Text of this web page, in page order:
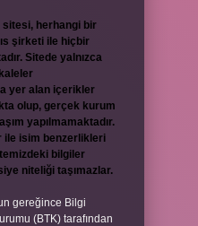
sitesi, herhangi bir
şirketi ile hiçbir
Sitede yalnızca
yer alan içerikler
olup, gerçek kurum
yapılmamaktadır.
ile isim benzerlikleri
bilgiler
niteliği taşımazlar.
gereğince Bilgi
(BTK) tarafından